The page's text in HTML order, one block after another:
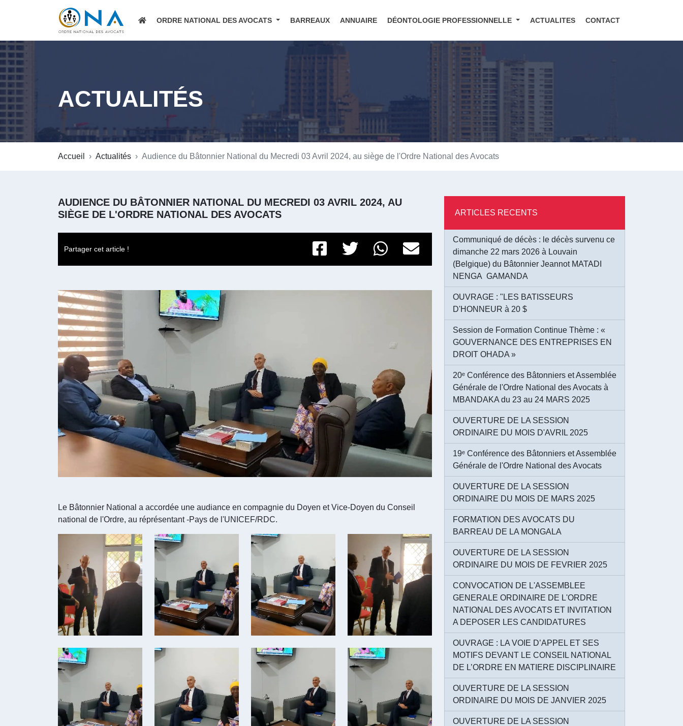
ORDRE NATIONAL DES AVOCATS BARREAUX ANNUAIRE DÉONTOLOGIE PROFESSIONNELLE ACTUALITES CONTACT
ACTUALITÉS
Accueil Actualités Audience du Bâtonnier National du Mecredi 03 Avril 2024, au siège de l'Ordre National des Avocats
AUDIENCE DU BÂTONNIER NATIONAL DU MECREDI 03 AVRIL 2024, AU
SIÈGE DE L'ORDRE NATIONAL DES AVOCATS
Partager cet article !
Le Bâtonnier National a accordée une audiance en compagnie du Doyen et Vice-Doyen du Conseil
national de l'Ordre, au réprésentant -Pays de l'UNICEF/RDC.
ARTICLES RECENTS
Communiqué de décès : le décès survenu ce
dimanche 22 mars 2026 à Louvain
(Belgique) du Bâtonnier Jeannot MATADI
NENGA GAMANDA
OUVRAGE : "LES BATISSEURS
D'HONNEUR à 20 $
Session de Formation Continue Thème : «
GOUVERNANCE DES ENTREPRISES EN
DROIT OHADA »
20ᵉ Conférence des Bâtonniers et Assemblée
Générale de l'Ordre National des Avocats à
MBANDAKA du 23 au 24 MARS 2025
OUVERTURE DE LA SESSION
ORDINAIRE DU MOIS D'AVRIL 2025
19ᵉ Conférence des Bâtonniers et Assemblée
Générale de l'Ordre National des Avocats
OUVERTURE DE LA SESSION
ORDINAIRE DU MOIS DE MARS 2025
FORMATION DES AVOCATS DU
BARREAU DE LA MONGALA
OUVERTURE DE LA SESSION
ORDINAIRE DU MOIS DE FEVRIER 2025
CONVOCATION DE L'ASSEMBLEE
GENERALE ORDINAIRE DE L'ORDRE
NATIONAL DES AVOCATS ET INVITATION
A DEPOSER LES CANDIDATURES
OUVRAGE : LA VOIE D’APPEL ET SES
MOTIFS DEVANT LE CONSEIL NATIONAL
DE L’ORDRE EN MATIERE DISCIPLINAIRE
OUVERTURE DE LA SESSION
ORDINAIRE DU MOIS DE JANVIER 2025
OUVERTURE DE LA SESSION